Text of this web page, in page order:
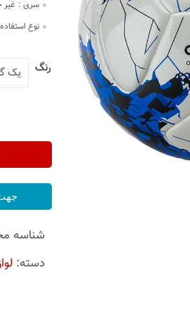
سری : غیر
نوع
رنگ
شناسه
دسته: